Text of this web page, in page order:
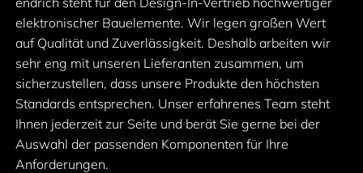
elektronischer Bauelemente. Wir legen großen Wert
auf Qualität und Zuverlässigkeit. Deshalb arbeiten wir
sehr eng mit unseren Lieferanten zusammen, um
sicherzustellen, dass unsere Produkte den höchsten
Standards entsprechen. Unser erfahrenes Team steht
Ihnen jederzeit zur Seite und berät Sie gerne bei der
Auswahl der passenden Komponenten für Ihre
Anforderungen.